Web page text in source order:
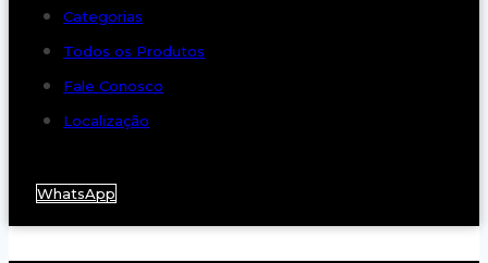
Categorias
Todos os Produtos
Fale Conosco
Localização
WhatsApp